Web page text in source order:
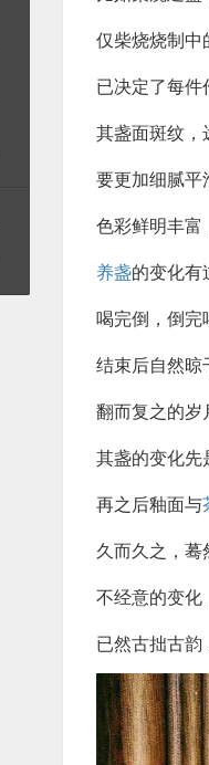
仅柴烧烧制中
已决定了每件
其盏面斑纹，
要更加细腻平
色彩鲜明丰富
养盏的变化有
喝完倒，倒完
结束后自然晾
翻而复之的岁
其盏的变化先
再之后釉面与
久而久之，蓦
不经意的变化
已然古拙古韵